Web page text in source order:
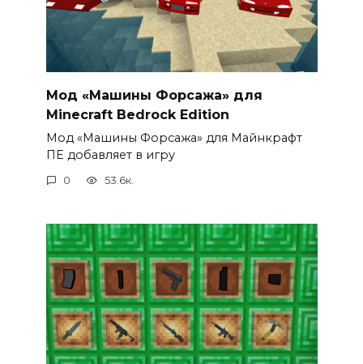
Мод «Машины Форсажа» для
Minecraft Bedrock Edition
Мод «Машины Форсажа» для Майнкрафт
ПЕ добавляет в игру
0 53.6к.